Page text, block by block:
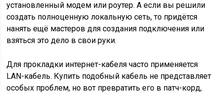
установленный модем или роутер. А если вы решили
создать полноценную локальную сеть, то придётся
нанять ещё мастеров для создания подключения или
взяться это дело в свои руки.
Для прокладки интернет-кабеля часто применяется
LAN-кабель. Купить подобный кабель не представляет
особых проблем, но вот превратить его в патч-корд,